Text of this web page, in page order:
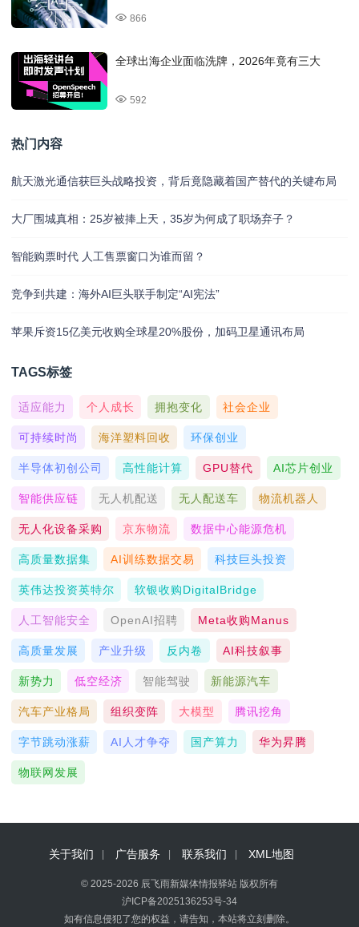
866
全球出海企业面临洗牌，2026年竟有三大
592
热门内容
航天激光通信获巨头战略投资，背后竟隐藏着国产替代的关键布局
大厂围城真相：25岁被捧上天，35岁为何成了职场弃子？
智能购票时代 人工售票窗口为谁而留？
竞争到共建：海外AI巨头联手制定“AI宪法”
苹果斥资15亿美元收购全球星20%股份，加码卫星通讯布局
TAGS标签
适应能力 个人成长 拥抱变化 社会企业
可持续时尚 海洋塑料回收 环保创业
半导体初创公司 高性能计算 GPU替代 AI芯片创业
智能供应链 无人机配送 无人配送车 物流机器人
无人化设备采购 京东物流 数据中心能源危机
高质量数据集 AI训练数据交易 科技巨头投资
英伟达投资英特尔 软银收购DigitalBridge
人工智能安全 OpenAI招聘 Meta收购Manus
高质量发展 产业升级 反内卷 AI科技叙事
新势力 低空经济 智能驾驶 新能源汽车
汽车产业格局 组织变阵 大模型 腾讯挖角
字节跳动涨薪 AI人才争夺 国产算力 华为昇腾
物联网发展
关于我们 广告服务 联系我们 XML地图
© 2025-2026 辰飞雨新媒体情报驿站 版权所有
沪ICP备2025136253号-34
如有信息侵犯了您的权益，请告知，本站将立刻删除。